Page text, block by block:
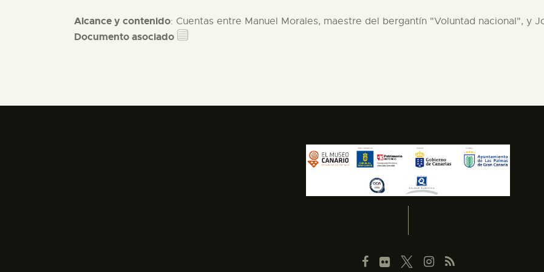
Alcance y contenido: Cuentas entre Manuel Morales, maestre del bergantín "Voluntad nacional", y
Documento asociado